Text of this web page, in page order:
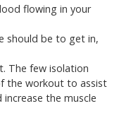
flowing in your
should be to get in,
The few isolation
the workout to assist
the muscle